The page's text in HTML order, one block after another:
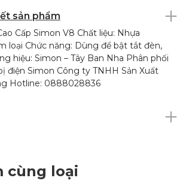
sản phẩm
Cấp Simon V8 Chất liệu: Nhựa
loại Chức năng: Dùng để bật tắt đèn,
hiệu: Simon – Tây Ban Nha Phân phối
điện Simon Công ty TNHH Sản Xuất
Hotline: 0888028836
cùng loại